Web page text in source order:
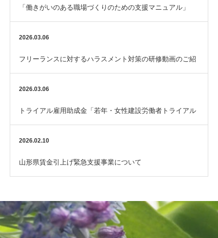
「働きがいのある職場づくりのための支援マニュアル」
（厚生労働省）
2026.03.06
フリーランスに対するハラスメント対策の研修動画のご紹
介
2026.03.06
トライアル雇用助成金「若年・女性建設労働者トライアル
コース」のご案内
2026.02.10
山形県賃金引上げ緊急支援事業について